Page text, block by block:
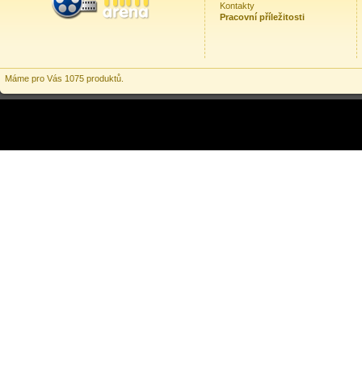
Kontakty
Pracovní příležitosti
Máme pro Vás 1075 produktů.